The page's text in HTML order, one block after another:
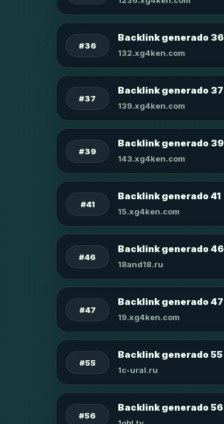
#36
Backlink generado 36
132.xg4ken.com
#37
Backlink generado 37
139.xg4ken.com
#39
Backlink generado 39
143.xg4ken.com
#41
Backlink generado 41
15.xg4ken.com
#46
Backlink generado 46
18and18.ru
#47
Backlink generado 47
19.xg4ken.com
#55
Backlink generado 55
1c-ural.ru
#56
Backlink generado 56